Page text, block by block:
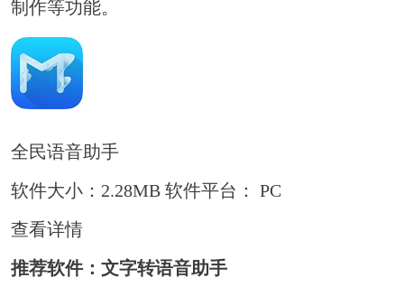
制作等功能。
全民语音助手
软件大小：2.28MB 软件平台： PC
查看详情
推荐软件：文字转语音助手